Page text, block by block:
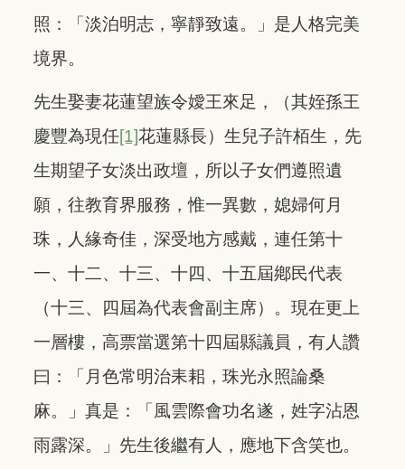
照：「淡泊明志，寧靜致遠。」是人格完美
境界。
先生娶妻花蓮望族令嬡王來足，（其姪孫王
慶豐為現任[1]花蓮縣長）生兒子許栢生，先
生期望子女淡出政壇，所以子女們遵照遺
願，往教育界服務，惟一異數，媳婦何月
珠，人緣奇佳，深受地方感戴，連任第十
一、十二、十三、十四、十五屆鄕民代表
（十三、四屆為代表會副主席）。現在更上
一層樓，高票當選第十四屆縣議員，有人讚
曰：「月色常明治耒耜，珠光永照論桑
麻。」真是：「風雲際會功名遂，姓字沾恩
雨露深。」先生後繼有人，應地下含笑也。